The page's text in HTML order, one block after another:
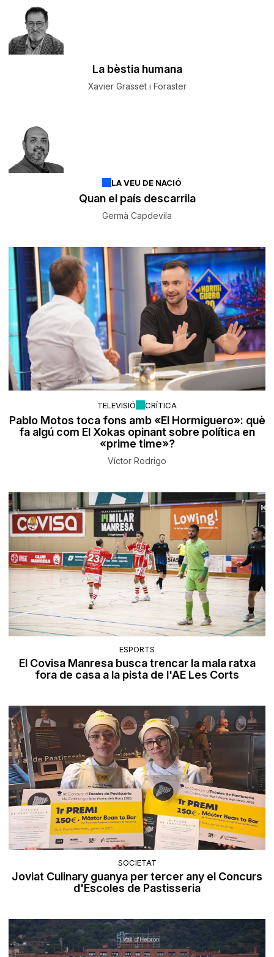
La bèstia humana
Xavier Grasset i Foraster
LA VEU DE NACIÓ
Quan el país descarrila
Germà Capdevila
TELEVISIÓ CRÍTICA
Pablo Motos toca fons amb «El Hormiguero»: què
fa algú com El Xokas opinant sobre política en
«prime time»?
Víctor Rodrigo
ESPORTS
El Covisa Manresa busca trencar la mala ratxa
fora de casa a la pista de l'AE Les Corts
SOCIETAT
Joviat Culinary guanya per tercer any el Concurs
d'Escoles de Pastisseria